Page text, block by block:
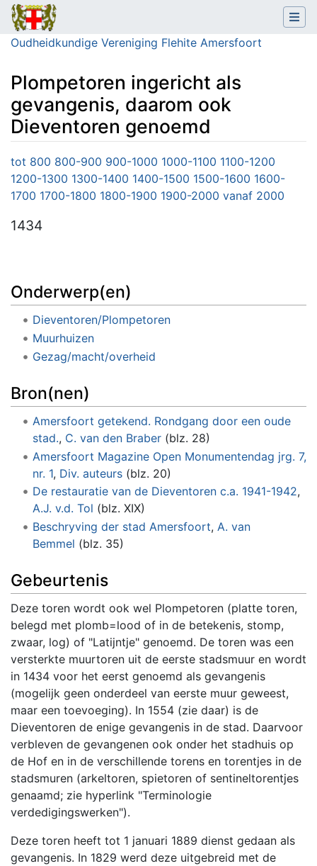
Oudheidkundige Vereniging Flehite Amersfoort
Plompetoren ingericht als
gevangenis, daarom ook
Dieventoren genoemd
Ga naar: navigatie ,zoeken
tot 800 800-900 900-1000 1000-1100 1100-1200
1200-1300 1300-1400 1400-1500 1500-1600 1600-
1700 1700-1800 1800-1900 1900-2000 vanaf 2000
1434
Onderwerp(en)
Dieventoren/Plompetoren
Muurhuizen
Gezag/macht/overheid
Bron(nen)
Amersfoort getekend. Rondgang door een oude
stad., C. van den Braber(blz. 28)
Amersfoort Magazine Open Monumentendag jrg. 7,
nr. 1, Div. auteurs(blz. 20)
De restauratie van de Dieventoren c.a. 1941-1942,
A.J. v.d. Tol (blz. XIX)
Beschryving der stad Amersfoort, A. van
Bemmel (blz. 35)
Gebeurtenis
Deze toren wordt ook wel Plompetoren (platte toren,
belegd met plomb=lood of in de betekenis, stomp,
zwaar, log) of "Latijntje" genoemd. De toren was een
versterkte muurtoren uit de eerste stadsmuur en wordt
in 1434 voor het eerst genoemd als gevangenis
(mogelijk geen onderdeel van eerste muur geweest,
maar een toevoeging). In 1554 (zie daar) is de
Dieventoren de enige gevangenis in de stad. Daarvoor
verbleven de gevangenen ook onder het stadhuis op
de Hof en in de verschillende torens en torentjes in de
stadsmuren (arkeltoren, spietoren of sentineltorentjes
genaamd; zie hyperlink "Terminologie
verdedigingswerken").
Deze toren heeft tot 1 januari 1889 dienst gedaan als
gevangenis. In 1829 werd deze uitgebreid met de